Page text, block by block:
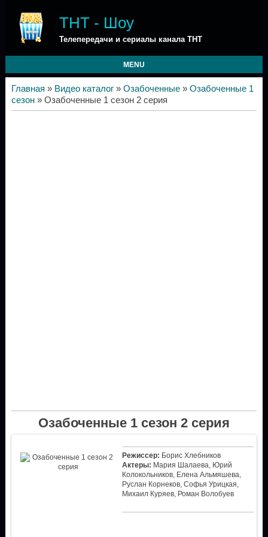
ТНТ - Шоу
Телепередачи и сериалы канала ТНТ
MENU
Главная » Видео каталог» Озабоченные» Озабоченные 1
сезон» Озабоченные 1 сезон 2 серия
Озабоченные 1 сезон 2 серия
Режиссер: Борис Хлебников
Актеры: Мария Шалаева, Юрий
Колокольников, Елена Альмяшева,
Руслан Корнеков, Софья Урицкая,
Михаил Куряев, Роман Волобуев